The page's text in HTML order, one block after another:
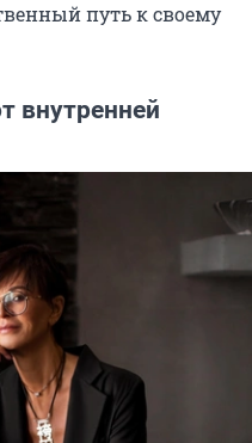
путь к своему
внутренней